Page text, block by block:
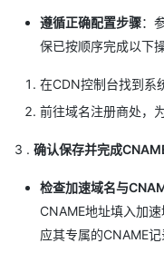
遵循正确配置步骤：
保已按顺序完成以下操
在CDN控制台找到系
前往域名注册商处，
3 . 确认保存并完成
检查加速域名与
CNAME地址填入加
应其专属的CNAME记